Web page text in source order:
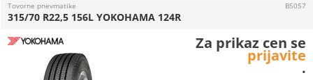
Tovorne pnevmatike
315/70 R22,5 156L YOKOHAMA 124R
B5057
Za prikaz cen se
prijavite
.